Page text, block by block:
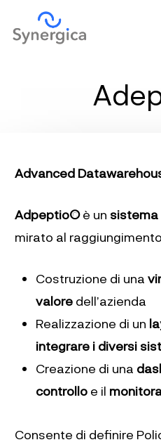
Advanced
Adpeptio©è un sistema
mirato al
Costruzione di una
valore dell’azienda
Realizzazione di un
integrare i diversi
Creazione di una
controllo e il
Consente di definire